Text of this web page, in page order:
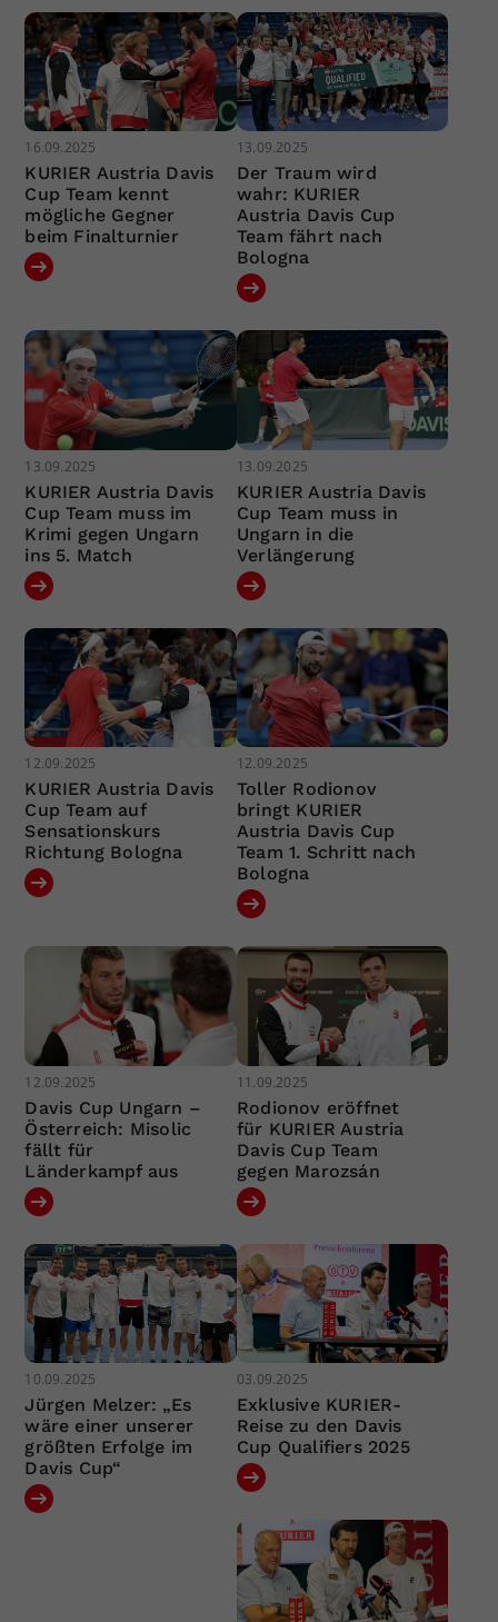
16.09.2025
KURIER Austria Davis
Cup Team kennt
mögliche Gegner
beim Finalturnier
13.09.2025
Der Traum wird
wahr: KURIER
Austria Davis Cup
Team fährt nach
Bologna
13.09.2025
KURIER Austria Davis
Cup Team muss im
Krimi gegen Ungarn
ins 5. Match
13.09.2025
KURIER Austria Davis
Cup Team muss in
Ungarn in die
Verlängerung
12.09.2025
KURIER Austria Davis
Cup Team auf
Sensationskurs
Richtung Bologna
12.09.2025
Toller Rodionov
bringt KURIER
Austria Davis Cup
Team 1. Schritt nach
Bologna
12.09.2025
Davis Cup Ungarn –
Österreich: Misolic
fällt für
Länderkampf aus
11.09.2025
Rodionov eröffnet
für KURIER Austria
Davis Cup Team
gegen Marozsán
10.09.2025
Jürgen Melzer: „Es
wäre einer unserer
größten Erfolge im
Davis Cup“
03.09.2025
Exklusive KURIER-
Reise zu den Davis
Cup Qualifiers 2025